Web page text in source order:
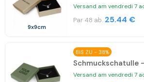
9x9cm
Versand am vendredi 7
Par 48 ab. 25.44 €
BIS ZU - 38%
Schmuckschatulle
Versand am vendredi 7